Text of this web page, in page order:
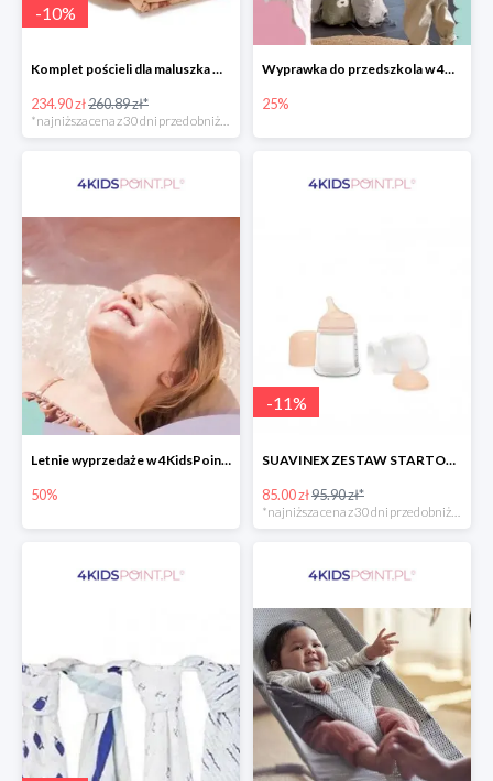
-10%
Komplet pościeli dla maluszka marki La Millou
234.90 zł260.89 zł*
*najniższa cena z 30 dni przed obniżką
Wyprawka do przedszkola w 4KidsPoint do -25%
25%
Letnie wyprzedaże w 4KidsPoint do -50%
50%
-11%
SUAVINEX ZESTAW STARTOWY BUTELKA ZERO ZERO 180 ML
85.00 zł95.90 zł*